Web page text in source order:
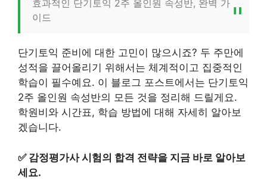
효과적인 단기토익 2주 올인원 속성반, 완벽 가
이드
단기토익 준비에 대한 고민이 많으시죠? 두 주만에
성적을 끌어올리기 위해서는 체계적이고 집중적인
학습이 필수예요. 이 블로그 포스트에서는 단기토익
2주 올인원 속성반의 모든 것을 정리해 드릴게요.
학원비와 시간표, 학습 방법에 대해 자세히 알아보
겠습니다.
✅ 감정평가사 시험의 합격 전략을 지금 바로 알아보
세요.